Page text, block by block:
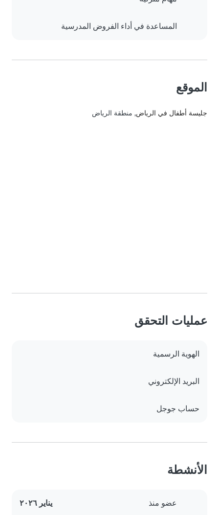
المساعدة في أداء الفروض المدرسية
الموقع
جليسة أطفال في الرياض, منطقة الرياض‎
عمليات التحقق
الهوية الرسمية
البريد الإلكتروني
حساب جوجل
الأنشطة
عضو منذ يناير ٢٠٢٦